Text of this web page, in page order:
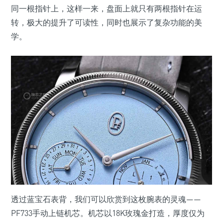
同一根指针上，这样一来，盘面上就只有两根指针在运
转，极大的提升了可读性，同时也展示了复杂功能的美
学。
透过蓝宝石表背，我们可以欣赏到这枚腕表的灵魂——
PF733手动上链机芯。机芯以18K玫瑰金打造，厚度仅为